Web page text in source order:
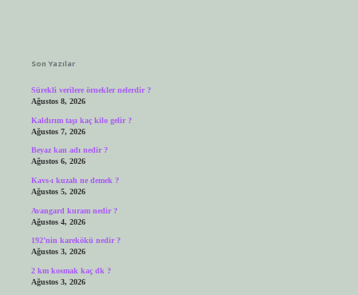
Son Yazılar
Sürekli verilere örnekler nelerdir ?
Ağustos 8, 2026
Kaldırım taşı kaç kilo gelir ?
Ağustos 7, 2026
Beyaz kan adı nedir ?
Ağustos 6, 2026
Kavs-ı kuzah ne demek ?
Ağustos 5, 2026
Avangard kuram nedir ?
Ağustos 4, 2026
192’nin karekökü nedir ?
Ağustos 3, 2026
2 km kosmak kaç dk ?
Ağustos 3, 2026